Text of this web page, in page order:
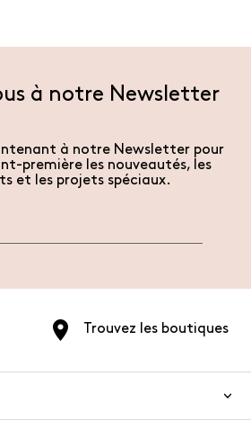
à notre Newsletter
à notre Newsletter pour
première les nouveautés, les
et les projets spéciaux.
Trouvez les boutiques